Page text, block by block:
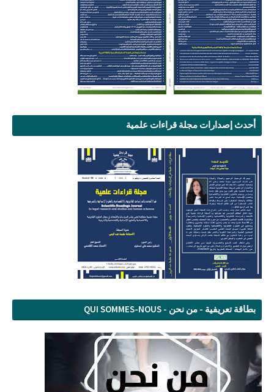
أحدث إصدارات مجلة قراءات علمية
بطاقة تعريفية - من نحن - QUI SOMMES-NOUS